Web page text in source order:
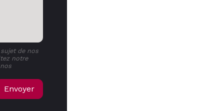
de nos
notre